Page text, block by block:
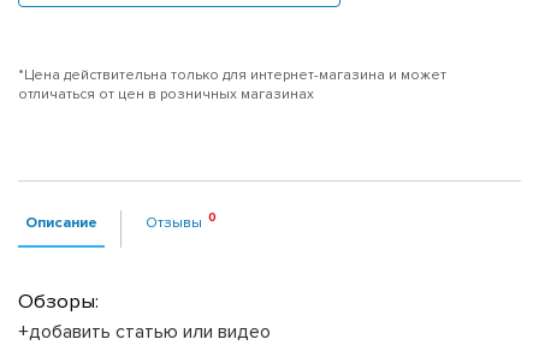
*Цена действительна только для интернет-магазина и может
отличаться от цен в розничных магазинах
Описание Отзывы
Обзоры:
+добавить статью или видео